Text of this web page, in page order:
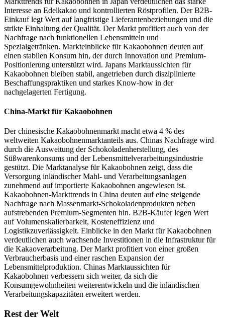
Interesse an Edelkakao und kontrollierten Röstprofilen. Der B2B-
Einkauf legt Wert auf langfristige Lieferantenbeziehungen und die
strikte Einhaltung der Qualität. Der Markt profitiert auch von der
Nachfrage nach funktionellen Lebensmitteln und
Spezialgetränken. Markteinblicke für Kakaobohnen deuten auf
einen stabilen Konsum hin, der durch Innovation und Premium-
Positionierung unterstützt wird. Japans Marktaussichten für
Kakaobohnen bleiben stabil, angetrieben durch disziplinierte
Beschaffungspraktiken und starkes Know-how in der
nachgelagerten Fertigung.
China-Markt für Kakaobohnen
Der chinesische Kakaobohnenmarkt macht etwa 4 % des
weltweiten Kakaobohnenmarktanteils aus. Chinas Nachfrage wird
durch die Ausweitung der Schokoladenherstellung, des
Süßwarenkonsums und der Lebensmittelverarbeitungsindustrie
gestützt. Die Marktanalyse für Kakaobohnen zeigt, dass die
Versorgung inländischer Mahl- und Verarbeitungsanlagen
zunehmend auf importierte Kakaobohnen angewiesen ist.
Kakaobohnen-Markttrends in China deuten auf eine steigende
Nachfrage nach Massenmarkt-Schokoladenprodukten neben
aufstrebenden Premium-Segmenten hin. B2B-Käufer legen Wert
auf Volumenskalierbarkeit, Kosteneffizienz und
Logistikzuverlässigkeit. Einblicke in den Markt für Kakaobohnen
verdeutlichen auch wachsende Investitionen in die Infrastruktur für
die Kakaoverarbeitung. Der Markt profitiert von einer großen
Verbraucherbasis und einer raschen Expansion der
Lebensmittelproduktion. Chinas Marktaussichten für
Kakaobohnen verbessern sich weiter, da sich die
Konsumgewohnheiten weiterentwickeln und die inländischen
Verarbeitungskapazitäten erweitert werden.
Rest der Welt